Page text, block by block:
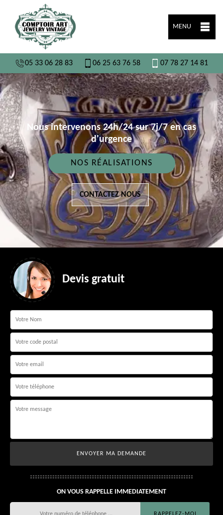
MENU
05 33 06 28 83 06 25 63 76 58 07 78 27 14 81
Nous intervenons 24h/24 sur 7j/7 en cas
d'urgence
NOS RÉALISATIONS
CONTACTEZ NOUS
Devis gratuit
ON VOUS RAPPELLE IMMEDIATEMENT